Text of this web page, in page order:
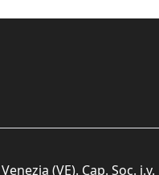
(VE). Cap. Soc. i.v.